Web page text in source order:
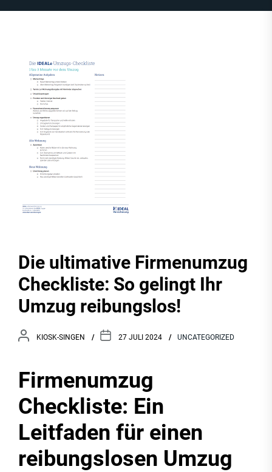
Die ultimative Firmenumzug
Checkliste: So gelingt Ihr
Umzug reibungslos!
KIOSK-SINGEN 27 JULI 2024 UNCATEGORIZED
Firmenumzug
Checkliste: Ein
Leitfaden für einen
reibungslosen Umzug